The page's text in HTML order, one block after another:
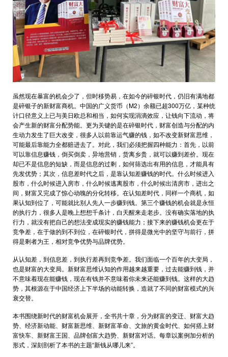
虽然现在暴富的机会少了，但时移势易，在如今的碎银时代，仍旧有满地都
是碎银子的新财富商机。中国的广义货币（M2）余额已超300万亿，某种统
计口径意义上已与美日欧总和相当，如何实现涓滴效应，让钱向下流动，将
会产生新的财富分配势能。更为关键的是在碎银时代，财富创造与分配的内
生动力发生了巨大改变，很多人以前靠运气赚的钱，如不改变新财富思维，
可能最后靠能力全都赔进去了。对此，我们必须把握四种能力：首先，以前
可以靠信息赚钱，倒买倒卖，异地营销，货离乡贵，就可以赚到差价。现在
却已不是信息的短缺，而是信息的过剩，如何筛选出有用的信息，才能具有
先发优势；其次，信息差时代之后，是靠认知差赚钱的时代。什么时候进入
股市，什么时候进入房市，什么时候逃离股市，什么时候出清房市，进出之
间，财富又完成了惊心动魄的分化转移。在认知差时代，同样一个商机，如
果认知到位了，可能就比别人先人一步赚到钱。第三个赚钱的机会就是永恒
的执行力，很多人是晚上想想千条计，白天醒来走老步。没有确实落地的执
行力，就没有把自己的想法变成现实的赚钱能力；接下来的赚钱机会更在于
竞争差，在于做的到不到位，在碎银时代，拼得是微光中的坚守与前行，拼
得是剩者为王，相对竞争优势与品牌优势。
从认知差，到信息差，到执行差再到竞争差。我们面临一个百年的大变局，
也是财富的大变局。新财富思维认知的作用越来越重要，过去能赚到钱，并
不意味着现在能赚钱，现在有钱并不意味着你未来还能赚到钱。这样的大趋
势，其根源在于中国经济上下半场的动能转换，造就了不同的财富模式的兴
衰交替。
本书围绕新时代的财富机会展开，全书共十章，分为财富的变迁、财富大趋
势、经济新动能、财富新思维、新财富革命、文旅的黄金时代、如何搭上财
富快车、新财富王国、品牌创富大趋势、新财富对话。每章以案例加分析的
形式，深刻剖析了本书的主题“新钱从哪儿来”。